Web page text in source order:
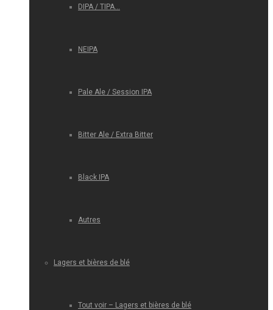
DIPA / TIPA…
NEIPA
Pale Ale / Session IPA
Bitter Ale / Extra Bitter
Black IPA
Autres
Lagers et bières de blé
Tout voir – Lagers et bières de blé